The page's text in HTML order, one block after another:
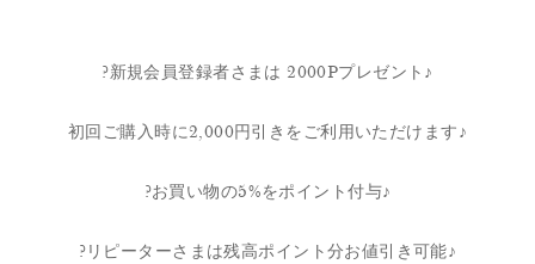
?新規会員登録者さまは 2000Pプレゼント♪
初回ご購入時に2,000円引きをご利用いただけます♪
?お買い物の5%をポイント付与♪
?リピーターさまは残高ポイント分お値引き可能♪